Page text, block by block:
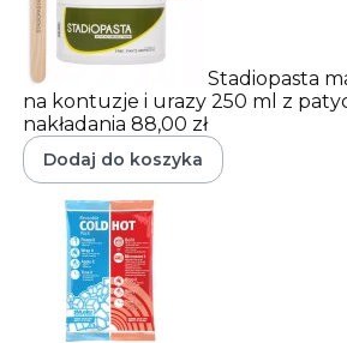
Stadiopasta
na kontuzje i urazy 250 ml z
nakładania 88,00 zł
Dodaj do koszyka